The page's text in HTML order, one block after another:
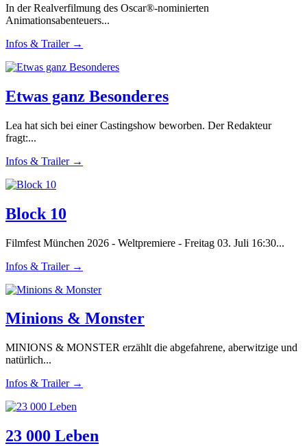
In der Realverfilmung des Oscar®-nominierten
Animationsabenteuers...
Infos & Trailer →
Etwas ganz Besonderes
Lea hat sich bei einer Castingshow beworben. Der Redakteur
fragt:...
Infos & Trailer →
Block 10
Filmfest München 2026 - Weltpremiere - Freitag 03. Juli 16:30...
Infos & Trailer →
Minions & Monster
MINIONS & MONSTER erzählt die abgefahrene, aberwitzige und
natürlich...
Infos & Trailer →
23 000 Leben